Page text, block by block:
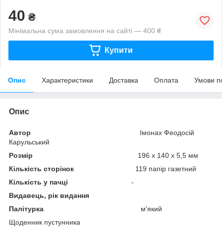
40 ₴
Мінімальна сума замовлення на сайті — 400 ₴
Купити
Опис Характеристики Доставка Оплата Умови
Опис
Автор Імонах Феодосій
Карульський
Розмір 196 х 140 х 5,5 мм
Кількість сторінок 119 папір газетний
Кількість у пачці -
Видавець, рік видання
Палітурка м'який
Щоденник пустунника